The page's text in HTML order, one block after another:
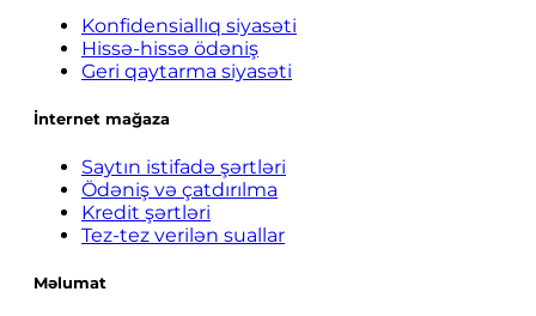
Konfidensiallıq siyasəti
Hissə-hissə ödəniş
Geri qaytarma siyasəti
İnternet mağaza
Saytın istifadə şərtləri
Ödəniş və çatdırılma
Kredit şərtləri
Tez-tez verilən suallar
Məlumat